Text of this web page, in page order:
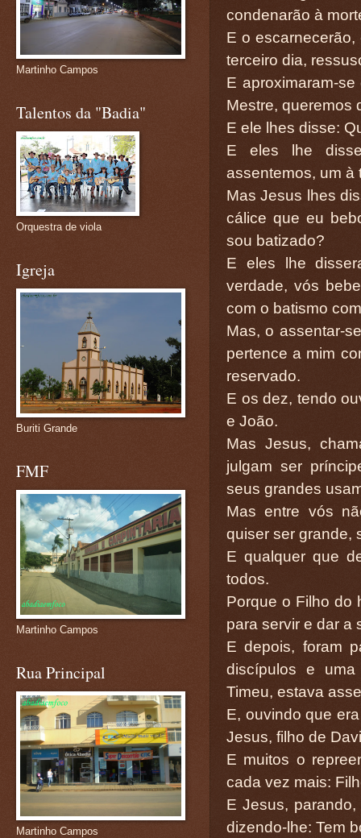
condenarão à
E o
terceiro dia,
E aproximaram-
Mestre, queremos
E ele lhes disse:
E eles lhe
assentemos, um à
Mas Jesus lhes
cálice que eu
sou batizado?
E eles lhe
verdade, vós
com o batismo
Mas, o assentar-
pertence a mim
reservado.
E os dez, tendo
e João.
Mas Jesus,
julgam ser
seus grandes
Mas entre vós
quiser ser grande,
E qualquer que
todos.
Porque o Filho do
para servir e dar a
E depois, foram
discípulos e
Timeu, estava
E, ouvindo que
Jesus, filho de
E muitos o
cada vez mais:
E Jesus,
dizendo-lhe: Tem
Martinho Campos
Talentos da "Badia"
Orquestra de viola
Igreja
Buriti Grande
FMF
Martinho Campos
Rua Principal
Martinho Campos